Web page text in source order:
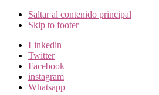
Saltar al contenido principal
Skip to footer
Additional
menu
Linkedin
Twitter
Facebook
instagram
Whatsapp